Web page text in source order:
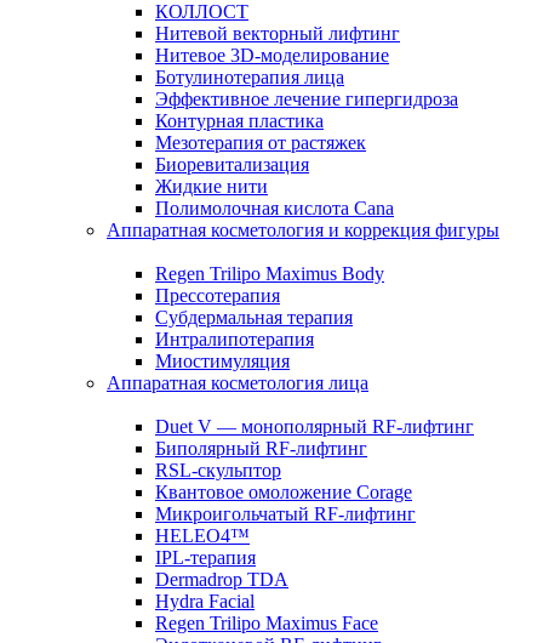
КОЛЛОСТ
Нитевой векторный лифтинг
Нитевое 3D-моделирование
Ботулинотерапия лица
Эффективное лечение гипергидроза
Контурная пластика
Мезотерапия от растяжек
Биоревитализация
Жидкие нити
Полимолочная кислота Cana
Аппаратная косметология и коррекция фигуры
Regen Trilipo Maximus Body
Прессотерапия
Субдермальная терапия
Интралипотерапия
Миостимуляция
Аппаратная косметология лица
Duet V — монополярный RF-лифтинг
Биполярный RF-лифтинг
RSL-скульптор
Квантовое омоложение Corage
Микроигольчатый RF-лифтинг
HELEO4™
IPL-терапия
Dermadrop TDA
Hydra Facial
Regen Trilipo Maximus Face